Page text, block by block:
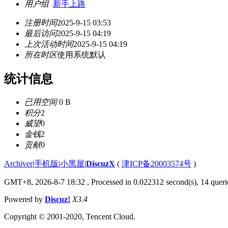
用户组 新手上路
注册时间2025-9-15 03:53
最后访问2025-9-15 04:19
上次活动时间2025-9-15 04:19
所在时区使用系统默认
统计信息
已用空间0 B
积分2
威望0
金钱2
贡献0
Archiver|手机版|小黑屋|DiscuzX ( 津ICP备20003574号 )
GMT+8, 2026-8-7 18:32 , Processed in 0.022312 second(s), 14
Powered by Discuz! X3.4
Copyright © 2001-2020, Tencent Cloud.